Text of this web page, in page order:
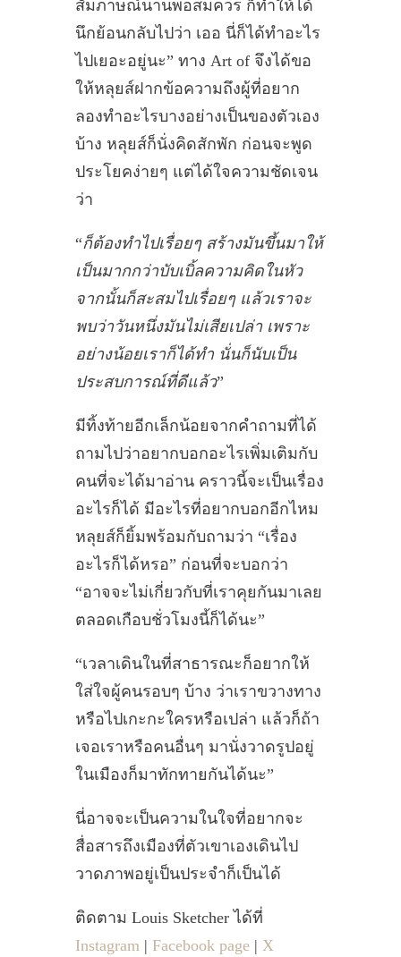
สัมภาษณ์นานพอสมควร ก็ทำให้ได้
นึกย้อนกลับไปว่า เออ นี่ก็ได้ทำอะไร
ไปเยอะอยู่นะ” ทาง Art of จึงได้ขอ
ให้หลุยส์ฝากข้อความถึงผู้ที่อยาก
ลองทำอะไรบางอย่างเป็นของตัวเอง
บ้าง หลุยส์ก็นั่งคิดสักพัก ก่อนจะพูด
ประโยคง่ายๆ แต่ได้ใจความชัดเจน
ว่า
“ก็ต้องทำไปเรื่อยๆ สร้างมันขึ้นมาให้
เป็นมากกว่าบับเบิ้ลความคิดในหัว
จากนั้นก็สะสมไปเรื่อยๆ แล้วเราจะ
พบว่าวันหนึ่งมันไม่เสียเปล่า เพราะ
อย่างน้อยเราก็ได้ทำ นั่นก็นับเป็น
ประสบการณ์ที่ดีแล้ว”
มีทิ้งท้ายอีกเล็กน้อยจากคำถามที่ได้
ถามไปว่าอยากบอกอะไรเพิ่มเติมกับ
คนที่จะได้มาอ่าน คราวนี้จะเป็นเรื่อง
อะไรก็ได้ มีอะไรที่อยากบอกอีกไหม
หลุยส์ก็ยิ้มพร้อมกับถามว่า “เรื่อง
อะไรก็ได้หรอ” ก่อนที่จะบอกว่า
“อาจจะไม่เกี่ยวกับที่เราคุยกันมาเลย
ตลอดเกือบชั่วโมงนี้ก็ได้นะ”
“เวลาเดินในที่สาธารณะก็อยากให้
ใส่ใจผู้คนรอบๆ บ้าง ว่าเราขวางทาง
หรือไปเกะกะใครหรือเปล่า แล้วก็ถ้า
เจอเราหรือคนอื่นๆ มานั่งวาดรูปอยู่
ในเมืองก็มาทักทายกันได้นะ”
นี่อาจจะเป็นความในใจที่อยากจะ
สื่อสารถึงเมืองที่ตัวเขาเองเดินไป
วาดภาพอยู่เป็นประจำก็เป็นได้
ติดตาม Louis Sketcher ได้ที่
Instagram | Facebook page | X